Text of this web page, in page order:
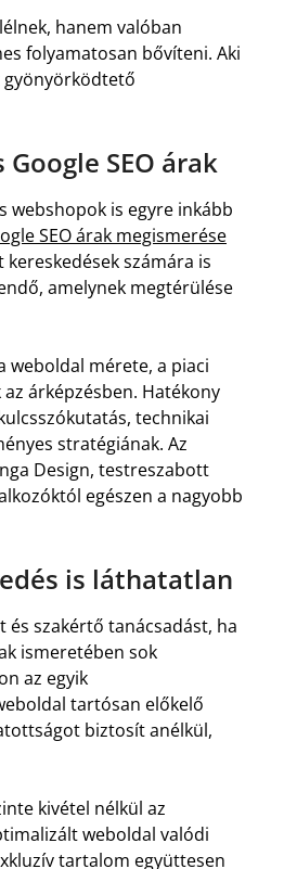
hanem valóban
folyamatosan bővíteni. Aki
gyönyörködtető
SEO árak
webshopok is egyre inkább
SEO árak megismerése
számára is
amelynek megtérülése
weboldal mérete, a piaci
árképzésben. Hatékony
technikai
stratégiának. Az
Design, testreszabott
egészen a nagyobb
is láthatatlan
szakértő tanácsadást, ha
ismeretében sok
az egyik
tartósan előkelő
biztosít anélkül,
kivétel nélkül az
weboldal valódi
tartalom együttesen